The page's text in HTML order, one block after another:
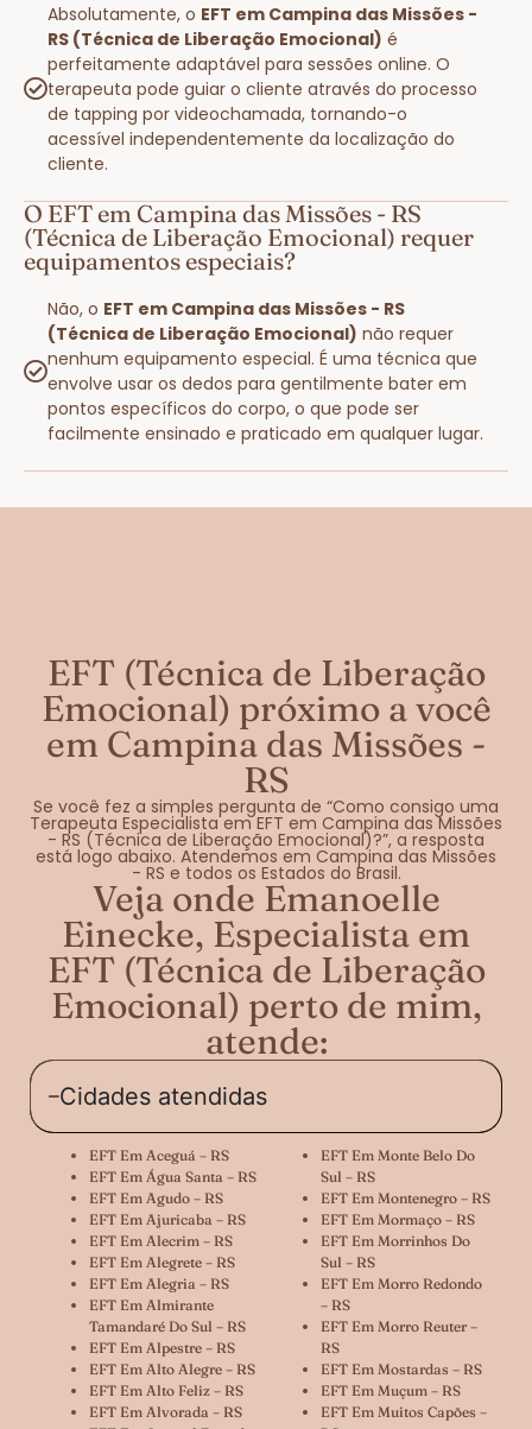
Absolutamente, o EFT em Campina das Missões -
RS (Técnica de Liberação Emocional) é
perfeitamente adaptável para sessões online. O
terapeuta pode guiar o cliente através do processo
de tapping por videochamada, tornando-o
acessível independentemente da localização do
cliente.
O EFT em Campina das Missões - RS
(Técnica de Liberação Emocional) requer
equipamentos especiais?
Não, o EFT em Campina das Missões - RS
(Técnica de Liberação Emocional) não requer
nenhum equipamento especial. É uma técnica que
envolve usar os dedos para gentilmente bater em
pontos específicos do corpo, o que pode ser
facilmente ensinado e praticado em qualquer lugar.
EFT (Técnica de Liberação
Emocional) próximo a você
em Campina das Missões -
RS
Se você fez a simples pergunta de “Como consigo uma
Terapeuta Especialista em EFT em Campina das Missões
- RS (Técnica de Liberação Emocional)?”, a resposta
está logo abaixo. Atendemos em Campina das Missões
- RS e todos os Estados do Brasil.
Veja onde Emanoelle
Einecke, Especialista em
EFT (Técnica de Liberação
Emocional) perto de mim,
atende:
Cidades atendidas
EFT Em Aceguá – RS
EFT Em Água Santa – RS
EFT Em Agudo – RS
EFT Em Ajuricaba – RS
EFT Em Alecrim – RS
EFT Em Alegrete – RS
EFT Em Alegria – RS
EFT Em Almirante
Tamandaré Do Sul – RS
EFT Em Alpestre – RS
EFT Em Alto Alegre – RS
EFT Em Alto Feliz – RS
EFT Em Alvorada – RS
EFT Em Monte Belo Do
Sul – RS
EFT Em Montenegro – RS
EFT Em Mormaço – RS
EFT Em Morrinhos Do
Sul – RS
EFT Em Morro Redondo
– RS
EFT Em Morro Reuter –
RS
EFT Em Mostardas – RS
EFT Em Muçum – RS
EFT Em Muitos Capões –